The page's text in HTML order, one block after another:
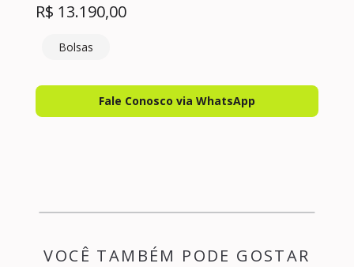
R$ 13.190,00
Bolsas
Fale Conosco via WhatsApp
VOCÊ TAMBÉM PODE GOSTAR